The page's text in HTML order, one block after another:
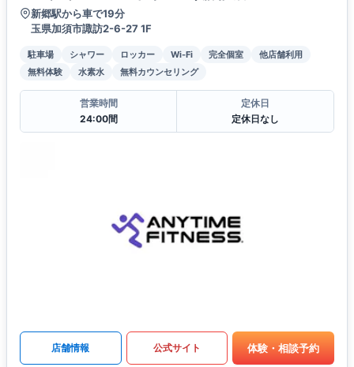
新郷駅から車で19分
玉県加須市諏訪2-6-27 1F
駐車場 シャワー ロッカー Wi-Fi 完全個室
他店舗利用
無料体験
水素水 無料カウンセリング
営業時間
24:00間
定休日
定休日なし
店舗情報 公式サイト 体験・相談予約